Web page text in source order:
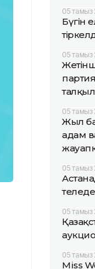
05 тамыз
Бүгін
05 тамыз
05 тамыз
Жыл
адам
05 тамыз
05 тамыз
05 тамыз
Miss